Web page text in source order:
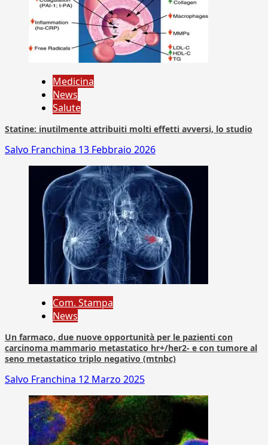
Medicina
News
Salute
Statine: inutilmente attribuiti molti effetti avversi, lo studio
Salvo Franchina 13 Febbraio 2026
Com. Stampa
News
Un farmaco, due nuove opportunità per le pazienti con
carcinoma mammario metastatico hr+/her2- e con tumore al
seno metastatico triplo negativo (mtnbc)
Salvo Franchina 12 Marzo 2025